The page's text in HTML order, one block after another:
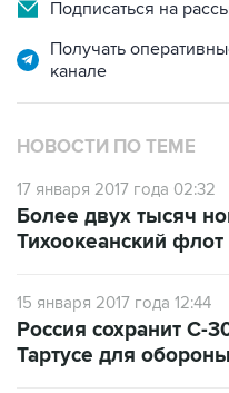
Подписаться на
Получать
канале
НОВОСТИ ПО ТЕМЕ
17 января 2017 года 02:32
Более двух тысяч
Тихоокеанский флот
15 января 2017 года 12:44
Россия сохранит С-
Тартусе для